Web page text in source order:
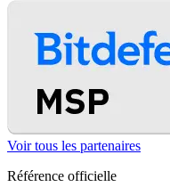
Voir tous les partenaires
Référence officielle